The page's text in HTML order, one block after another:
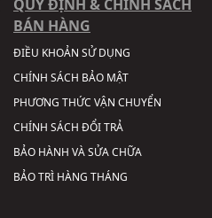
QUY ĐỊNH & CHÍNH SÁCH
BÁN HÀNG
ĐIỀU KHOẢN SỬ DỤNG
CHÍNH SÁCH BẢO MẬT
PHƯƠNG THỨC VẬN CHUYỂN
CHÍNH SÁCH ĐỔI TRẢ
BẢO HÀNH VÀ SỬA CHỮA
BẢO TRÌ HÀNG THÁNG